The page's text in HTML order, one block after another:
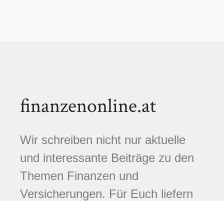
finanzenonline.at
Wir schreiben nicht nur aktuelle
und interessante Beiträge zu den
Themen Finanzen und
Versicherungen. Für Euch liefern